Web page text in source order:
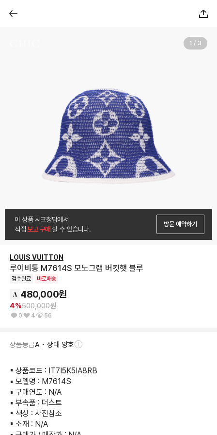
1 / 3
이 상품 시크청담에서
직접 보고 구매 할 수 있습니다.
방문 예약하기
LOUIS VUITTON
루이비통 M7614S 모노그램 버킷햇 블루
검수완료 바로배송
480,000원
4%500,000원
0 4 56
상품등급A • 상태 양호
▪︎ 상품코드 : IT7I5K5IA8RB
▪︎ 모델명 : M7614S
▪︎ 구매연도 : N/A
▪︎ 부속품 : 더스트
▪︎ 색상 : 사진참조
▪︎ 소재 : N/A